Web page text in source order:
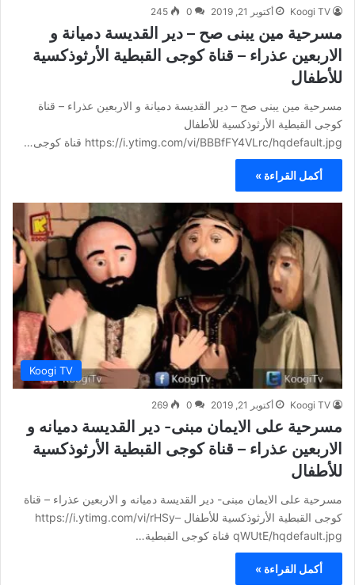
Koogi TV أكتوبر 21, 2019 0
245
مسرحية مين يبنى صح – دير القديسة دميانة و
الاربعين عذراء – قناة كوجى القبطية الأرثوذكسية
للأطفال
مسرحية مين يبنى صح – دير القديسة دميانة و الاربعين عذراء – قناة
كوجى القبطية الأرثوذكسية للأطفال
https://i.ytimg.com/vi/BBBfFY4VLrc/hqdefault.jpg قناة كوجى…
أكمل القراءة »
Koogi TV
Koogi TV أكتوبر 21, 2019 0
269
مسرحية على الايمان مبنى- دير القديسة دميانه و
الاربعين عذراء – قناة كوجى القبطية الأرثوذكسية
للأطفال
مسرحية على الايمان مبنى- دير القديسة دميانه و الاربعين عذراء – قناة
كوجى القبطية الأرثوذكسية للأطفال https://i.ytimg.com/vi/rHSy–
qWUtE/hqdefault.jpg قناة كوجى القبطية…
أكمل القراءة »